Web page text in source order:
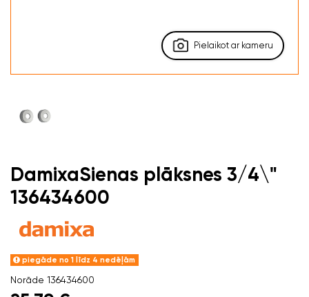
Pielaikot ar kameru
DamixaSienas plāksnes 3/4\"
136434600
piegāde no 1 līdz 4 nedēļām
Norāde 136434600